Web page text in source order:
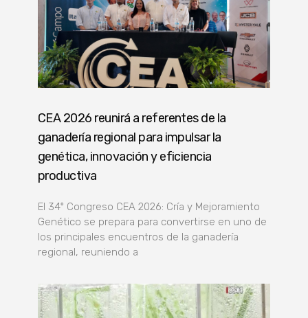
CEA 2026 reunirá a referentes de la
ganadería regional para impulsar la
genética, innovación y eficiencia
productiva
El 34º Congreso CEA 2026: Cría y Mejoramiento
Genético se prepara para convertirse en uno de
los principales encuentros de la ganadería
regional, reuniendo a